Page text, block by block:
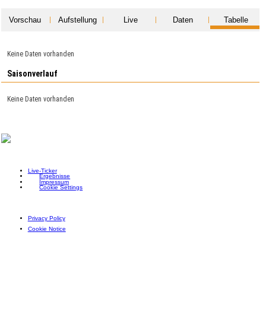
Vorschau Aufstellung Live Daten Tabelle
Keine Daten vorhanden
Saisonverlauf
Keine Daten vorhanden
Live-Ticker
Ergebnisse
Impressum
Cookie Settings
Privacy Policy
Cookie Notice